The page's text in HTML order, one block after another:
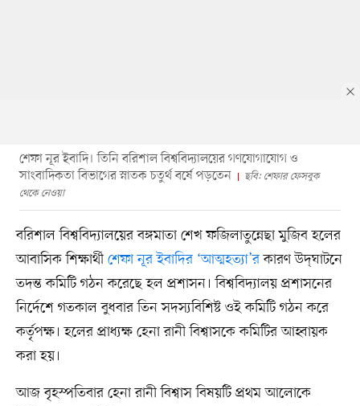
শেফা নূর ইবাদি। তিনি বরিশাল বিশ্ববিদ্যালয়ের গণযোগাযোগ ও
সাংবাদিকতা বিভাগের স্নাতক চতুর্থ বর্ষে পড়তেন
ছবি: শেফার ফেসবুক
থেকে নেওয়া
বরিশাল বিশ্ববিদ্যালয়ের বঙ্গমাতা শেখ ফজিলাতুন্নেছা মুজিব হলের
আবাসিক শিক্ষার্থী শেফা নূর ইবাদির ‘আত্মহত্যা’রকারণ উদ্‌ঘাটনে
তদন্ত কমিটি গঠন করেছে হল প্রশাসন। বিশ্ববিদ্যালয় প্রশাসনের
নির্দেশে গতকাল বুধবার তিন সদস্যবিশিষ্ট ওই কমিটি গঠন করে
কর্তৃপক্ষ। হলের প্রাধ্যক্ষ হেনা রানী বিশ্বাসকে কমিটির আহ্বায়ক
করা হয়।
আজ বৃহস্পতিবার হেনা রানী বিশ্বাস বিষয়টি প্রথম আলোকে